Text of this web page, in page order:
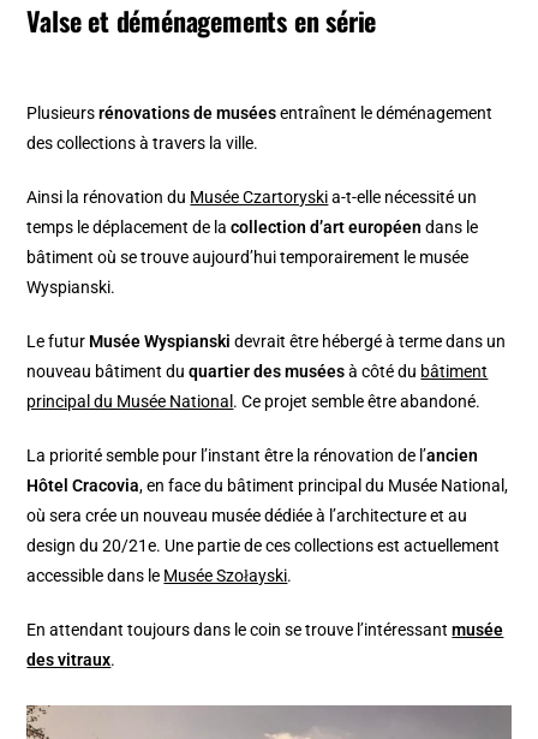
Valse et déménagements en série
Plusieursrénovations de muséesentraînent le déménagement
des collections à travers la ville.
Ainsi la rénovation du Musée Czartoryskia-t-elle nécessité un
temps le déplacement de lacollection d’art européen dans le
bâtiment où se trouve aujourd’hui temporairement le musée
Wyspianski.
Le futur Musée Wyspianski devrait être hébergé à terme dans un
nouveau bâtiment duquartier des muséesà côté du bâtiment
principal du Musée National . Ce projet semble être abandoné.
La priorité semble pour l’instant être la rénovation de l’ancien
Hôtel Cracovia, en face du bâtiment principal du Musée National,
où sera crée un nouveau musée dédiée à l’architecture et au
design du 20/21e. Une partie de ces collections est actuellement
accessible dans le Musée Szołayski.
En attendant toujours dans le coin se trouve l’intéressantmusée
des vitraux.